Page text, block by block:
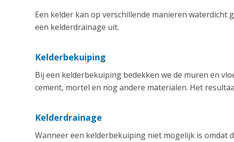
Een kelder kan op verschillende manieren
een kelderdrainage uit.
Kelderbekuiping
Bij een kelderbekuiping bedekken we de muren en
cement, mortel en nog andere materialen. Het
Kelderdrainage
Wanneer een kelderbekuiping niet mogelijk is omdat